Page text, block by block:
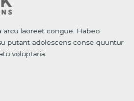
arcu laoreet congue. Habeo
putant adolescens conse quuntur
voluptaria.